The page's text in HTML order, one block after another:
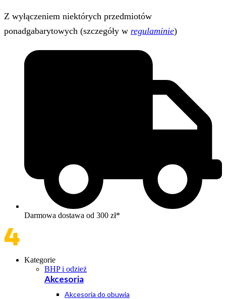
Z wyłączeniem niektórych przedmiotów
ponadgabarytowych (szczegóły w regulaminie)
Darmowa dostawa od 300 zł*
Kategorie
BHP i odzież
Akcesoria
Akcesoria do obuwia